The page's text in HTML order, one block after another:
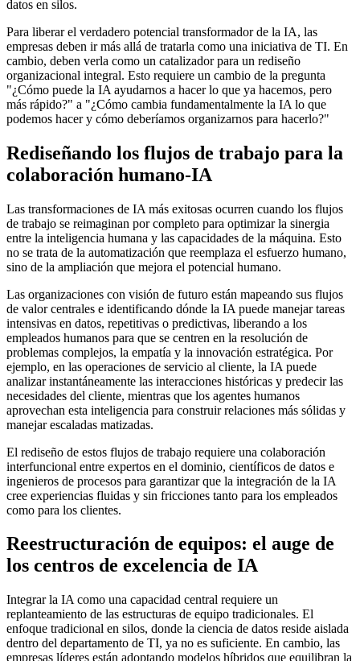
datos en silos.
Para liberar el verdadero potencial transformador de la IA, las
empresas deben ir más allá de tratarla como una iniciativa de TI. En
cambio, deben verla como un catalizador para un rediseño
organizacional integral. Esto requiere un cambio de la pregunta
"¿Cómo puede la IA ayudarnos a hacer lo que ya hacemos, pero
más rápido?" a "¿Cómo cambia fundamentalmente la IA lo que
podemos hacer y cómo deberíamos organizarnos para hacerlo?"
Rediseñando los flujos de trabajo para la
colaboración humano-IA
Las transformaciones de IA más exitosas ocurren cuando los flujos
de trabajo se reimaginan por completo para optimizar la sinergia
entre la inteligencia humana y las capacidades de la máquina. Esto
no se trata de la automatización que reemplaza el esfuerzo humano,
sino de la ampliación que mejora el potencial humano.
Las organizaciones con visión de futuro están mapeando sus flujos
de valor centrales e identificando dónde la IA puede manejar tareas
intensivas en datos, repetitivas o predictivas, liberando a los
empleados humanos para que se centren en la resolución de
problemas complejos, la empatía y la innovación estratégica. Por
ejemplo, en las operaciones de servicio al cliente, la IA puede
analizar instantáneamente las interacciones históricas y predecir las
necesidades del cliente, mientras que los agentes humanos
aprovechan esta inteligencia para construir relaciones más sólidas y
manejar escaladas matizadas.
El rediseño de estos flujos de trabajo requiere una colaboración
interfuncional entre expertos en el dominio, científicos de datos e
ingenieros de procesos para garantizar que la integración de la IA
cree experiencias fluidas y sin fricciones tanto para los empleados
como para los clientes.
Reestructuración de equipos: el auge de
los centros de excelencia de IA
Integrar la IA como una capacidad central requiere un
replanteamiento de las estructuras de equipo tradicionales. El
enfoque tradicional en silos, donde la ciencia de datos reside aislada
dentro del departamento de TI, ya no es suficiente. En cambio, las
empresas líderes están adoptando modelos híbridos que equilibran la